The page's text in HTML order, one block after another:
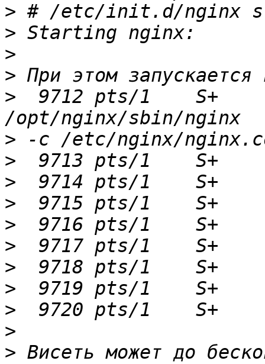
>
>
>
>
>
9712 pts/1    S+
>
>
>
>
>
>
>
>
>
>
> Висеть может до